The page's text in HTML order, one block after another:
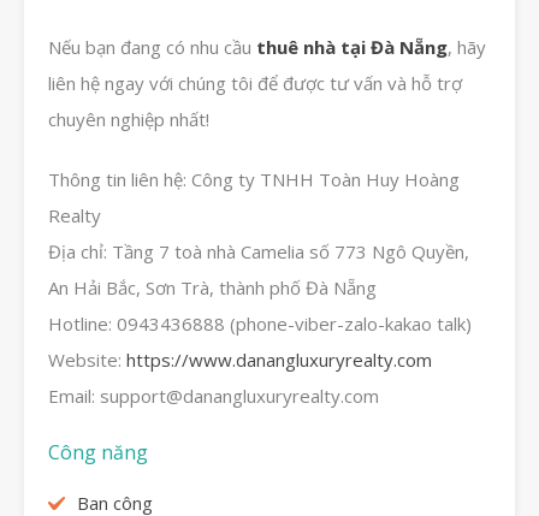
Nếu bạn đang có nhu cầu thuê nhà tại Đà Nẵng, hãy
liên hệ ngay với chúng tôi để được tư vấn và hỗ trợ
chuyên nghiệp nhất!
Thông tin liên hệ: Công ty TNHH Toàn Huy Hoàng
Realty
Địa chỉ: Tầng 7 toà nhà Camelia số 773 Ngô Quyền,
An Hải Bắc, Sơn Trà, thành phố Đà Nẵng
Hotline: 0943436888 (phone-viber-zalo-kakao talk)
Website: https://www.danangluxuryrealty.com
Email: support@danangluxuryrealty.com
Công năng
Ban công